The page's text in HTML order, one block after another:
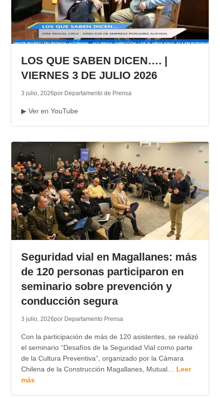
LOS QUE SABEN DICEN…. |
VIERNES 3 DE JULIO 2026
3 julio, 2026por Departamento de Prensa
▶ Ver en YouTube
Seguridad vial en Magallanes: más
de 120 personas participaron en
seminario sobre prevención y
conducción segura
3 julio, 2026por Departamento Prensa
Con la participación de más de 120 asistentes, se realizó
el seminario “Desafíos de la Seguridad Vial como parte
de la Cultura Preventiva”, organizado por la Cámara
Chilena de la Construcción Magallanes, Mutual… Leer
más